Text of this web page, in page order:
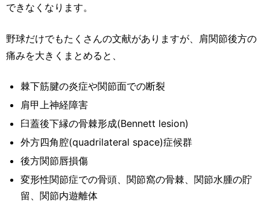
できなくなります。
野球だけでもたくさんの文献がありますが、肩関節後方の
痛みを大きくまとめると、
棘下筋腱の炎症や関節面での断裂
肩甲上神経障害
臼蓋後下縁の骨棘形成(Bennett lesion)
外方四角腔(quadrilateral space)症候群
後方関節唇損傷
変形性関節症での骨頭、関節窩の骨棘、関節水腫の貯
留、関節内遊離体